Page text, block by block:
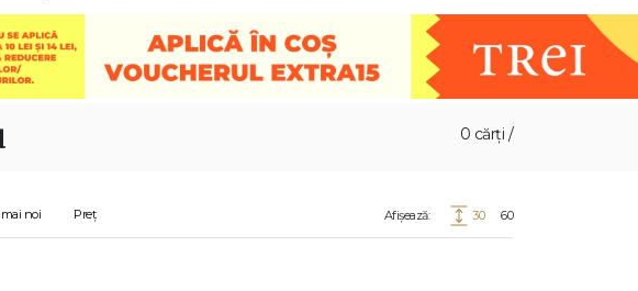
0 cărți /
mai noi Preț Afișează: 30 60